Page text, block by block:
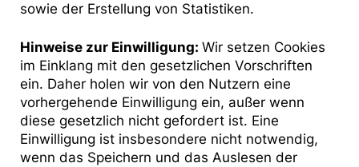
sowie der Erstellung von Statistiken.
Hinweise zur Einwilligung: Wir setzen Cookies
im Einklang mit den gesetzlichen Vorschriften
ein. Daher holen wir von den Nutzern eine
vorhergehende Einwilligung ein, außer wenn
diese gesetzlich nicht gefordert ist. Eine
Einwilligung ist insbesondere nicht notwendig,
wenn das Speichern und das Auslesen der